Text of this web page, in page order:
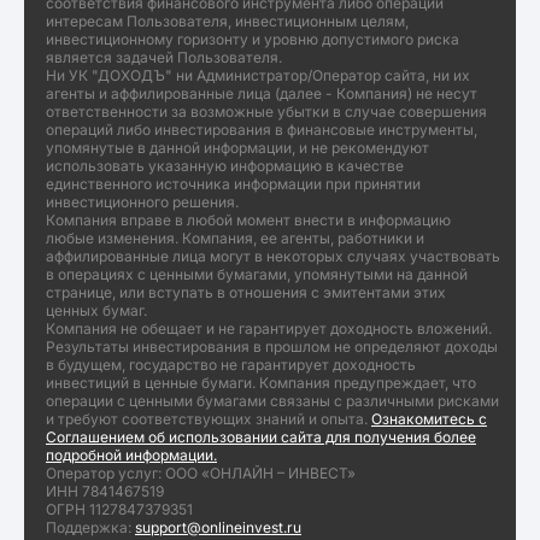
интересам Пользователя, инвестиционным целям,
инвестиционному горизонту и уровню допустимого риска
является задачей Пользователя.
Ни УК "ДОХОДЪ" ни Администратор/Оператор сайта, ни их
агенты и аффилированные лица (далее - Компания) не несут
ответственности за возможные убытки в случае совершения
операций либо инвестирования в финансовые инструменты,
упомянутые в данной информации, и не рекомендуют
использовать указанную информацию в качестве
единственного источника информации при принятии
инвестиционного решения.
Компания вправе в любой момент внести в информацию
любые изменения. Компания, ее агенты, работники и
аффилированные лица могут в некоторых случаях участвовать
в операциях с ценными бумагами, упомянутыми на данной
странице, или вступать в отношения с эмитентами этих
ценных бумаг.
Компания не обещает и не гарантирует доходность вложений.
Результаты инвестирования в прошлом не определяют доходы
в будущем, государство не гарантирует доходность
инвестиций в ценные бумаги. Компания предупреждает, что
операции с ценными бумагами связаны с различными рисками
и требуют соответствующих знаний и опыта. Ознакомитесь с
Соглашением об использовании сайта для получения более
подробной информации.
Оператор услуг: ООО «ОНЛАЙН – ИНВЕСТ»
ИНН 7841467519
ОГРН 1127847379351
Поддержка: support@onlineinvest.ru